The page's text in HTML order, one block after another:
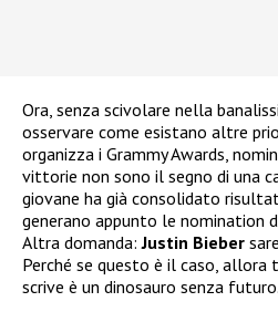
Ora, senza scivolare nella
osservare come esistano altre
organizza i Grammy Awards,
vittorie non sono il segno di una
giovane ha già consolidato
generano appunto le nomination
Altra domanda: Justin Bieber
Perché se questo è il caso,
scrive è un dinosauro senza